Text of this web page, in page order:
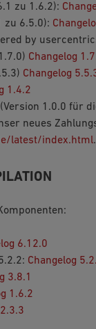
zu 1.6.2):
zu 6.5.0):
by
Changelog
Changelog
1.4.2
1.0.0 für
neues
latest/index.html.
6.12.0
Changelog
3.8.1
1.6.2